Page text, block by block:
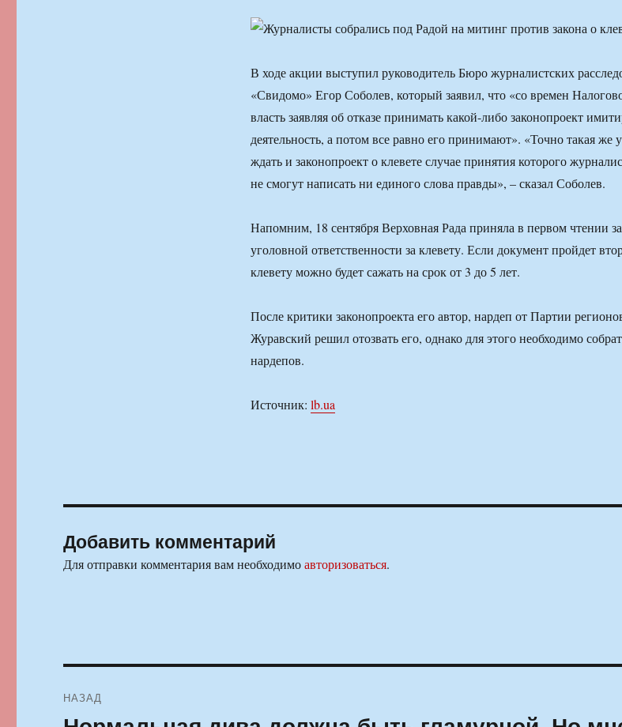
В ходе акции выступил руководитель Бюро журналистских
«Свидомо» Егор Соболев, который заявил, что «со времен
власть заявляя об отказе принимать какой-либо законопроект
деятельность, а потом все равно его принимают». «Точно такая же
ждать и законопроект о клевете случае принятия которого
не смогут написать ни единого слова правды», – сказал Соболев.
Напомним, 18 сентября Верховная Рада приняла в первом чтении
уголовной ответственности за клевету. Если документ пройдет
клевету можно будет сажать на срок от 3 до 5 лет.
После критики законопроекта его автор, нардеп от Партии
Журавский решил отозвать его, однако для этого необходимо
нардепов.
Источник: lb.ua
Добавить комментарий
Для отправки комментария вам необходимоавторизоваться.
по
НАЗАД
Предыдущая